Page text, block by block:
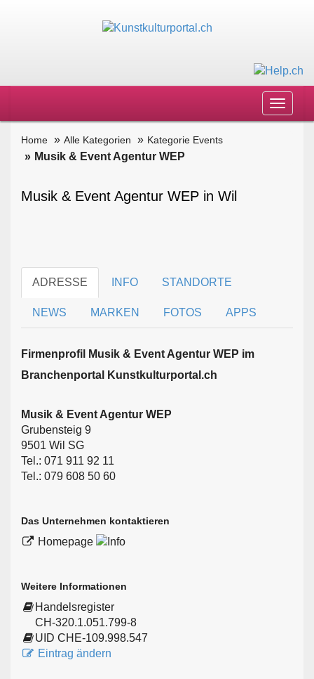
Toggle
Home Alle Kategorien Kategorie Events
Musik & Event Agentur WEP
Musik & Event Agentur WEP in Wil
ADRESSE INFO STANDORTE
NEWS MARKEN FOTOS APPS
Firmen­profil Musik & Event Agentur WEP im
Branchen­portal Kunstkulturportal.ch
Musik & Event Agentur WEP
Grubensteig 9
9501 Wil SG
Tel.: 071 911 92 11
Tel.: 079 608 50 60
Das Unternehmen kontaktieren
Homepage
Weitere Informationen
Handelsregister
CH-320.1.051.799-8
UID CHE-109.998.547
Eintrag ändern